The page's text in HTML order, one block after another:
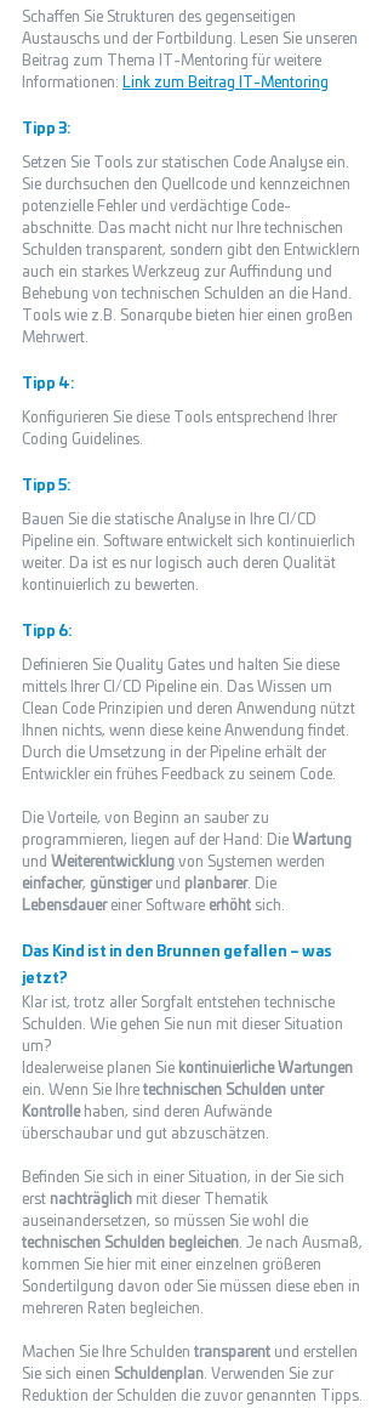
Schaffen Sie Strukturen des gegenseitigen
Austauschs und der Fortbildung.
Lesen Sie unseren
Beitrag zum Thema IT-Mentoring für weitere
Informationen: Link zum Beitrag IT-Mentoring
Tipp 3:
Setzen Sie Tools zur statischen Code Analyse ein.
Sie durchsuchen den Quellcode und kennzeichnen
potenzielle Fehler und verdächtige Code-
abschnitte. Das macht nicht nur Ihre technischen
Schulden transparent, sondern gibt den Entwicklern
auch ein starkes Werkzeug zur Auffindung und
Behebung von technischen Schulden an die Hand.
Tools wie z.B. Sonarqube bieten hier einen großen
Mehrwert.
Tipp 4:
Konfigurieren Sie diese Tools entsprechend Ihrer
Coding Guidelines.
Tipp 5:
Bauen Sie die statische Analyse in Ihre CI/CD
Pipeline ein. Software entwickelt sich kontinuierlich
weiter. Da ist es nur logisch auch deren Qualität
kontinuierlich zu bewerten.
Tipp 6:
Definieren Sie Quality Gates und halten Sie diese
mittels Ihrer CI/CD Pipeline ein. Das Wissen um
Clean Code Prinzipien und deren Anwendung nützt
Ihnen nichts, wenn diese keine Anwendung findet.
Durch die Umsetzung in der Pipeline erhält der
Entwickler ein frühes Feedback zu seinem Code.
Die Vorteile, von Beginn an sauber zu
programmieren, liegen auf der Hand: Die Wartung
und Weiterentwicklung von Systemen werden
einfacher, günstiger und planbarer. Die
Lebensdauer einer Software erhöht sich.
Das Kind ist in den Brunnen gefallen – was
jetzt?
Klar ist, trotz aller Sorgfalt entstehen technische
Schulden. Wie gehen Sie nun mit dieser Situation
um?
Idealerweise planen Sie kontinuierliche Wartungen
ein. Wenn Sie Ihre technischen Schulden unter
Kontrolle haben, sind deren Aufwände
überschaubar und gut abzuschätzen.
Befinden Sie sich in einer Situation, in der Sie sich
erst nachträglich mit dieser Thematik
auseinandersetzen, so müssen Sie wohl die
technischen Schulden begleichen . Je nach Ausmaß,
kommen Sie hier mit einer einzelnen größeren
Sondertilgung davon oder Sie müssen diese eben in
mehreren Raten begleichen.
Machen Sie Ihre Schulden transparent und erstellen
Sie sich einen Schuldenplan . Verwenden Sie zur
Reduktion der Schulden die zuvor genannten Tipps.